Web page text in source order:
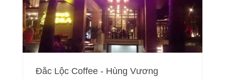
Đắc Lộc Coffee - Hùng Vương